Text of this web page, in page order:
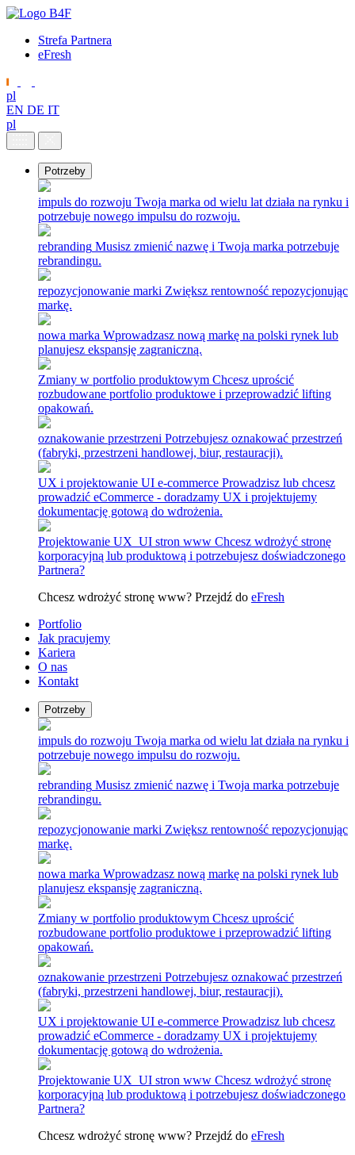
Strefa Partnera
eFresh
pl
EN DE IT
pl
Potrzeby
impuls do rozwoju Twoja marka od wielu lat działa na rynku i
potrzebuje nowego impulsu do rozwoju.
rebranding Musisz zmienić nazwę i Twoja marka potrzebuje
rebrandingu.
repozycjonowanie marki Zwiększ rentowność repozycjonując
markę.
nowa marka Wprowadzasz nową markę na polski rynek lub
planujesz ekspansję zagraniczną.
Zmiany w portfolio produktowym Chcesz uprościć
rozbudowane portfolio produktowe i przeprowadzić lifting
opakowań.
oznakowanie przestrzeni Potrzebujesz oznakować przestrzeń
(fabryki, przestrzeni handlowej, biur, restauracji).
UX i projektowanie UI e-commerce Prowadzisz lub chcesz
prowadzić eCommerce - doradzamy UX i projektujemy
dokumentację gotową do wdrożenia.
Projektowanie UX_UI stron www Chcesz wdrożyć stronę
korporacyjną lub produktową i potrzebujesz doświadczonego
Partnera?
Chcesz wdrożyć stronę www? Przejdź do eFresh
Portfolio
Jak pracujemy
Kariera
O nas
Kontakt
Potrzeby
impuls do rozwoju Twoja marka od wielu lat działa na rynku i
potrzebuje nowego impulsu do rozwoju.
rebranding Musisz zmienić nazwę i Twoja marka potrzebuje
rebrandingu.
repozycjonowanie marki Zwiększ rentowność repozycjonując
markę.
nowa marka Wprowadzasz nową markę na polski rynek lub
planujesz ekspansję zagraniczną.
Zmiany w portfolio produktowym Chcesz uprościć
rozbudowane portfolio produktowe i przeprowadzić lifting
opakowań.
oznakowanie przestrzeni Potrzebujesz oznakować przestrzeń
(fabryki, przestrzeni handlowej, biur, restauracji).
UX i projektowanie UI e-commerce Prowadzisz lub chcesz
prowadzić eCommerce - doradzamy UX i projektujemy
dokumentację gotową do wdrożenia.
Projektowanie UX_UI stron www Chcesz wdrożyć stronę
korporacyjną lub produktową i potrzebujesz doświadczonego
Partnera?
Chcesz wdrożyć stronę www? Przejdź do eFresh